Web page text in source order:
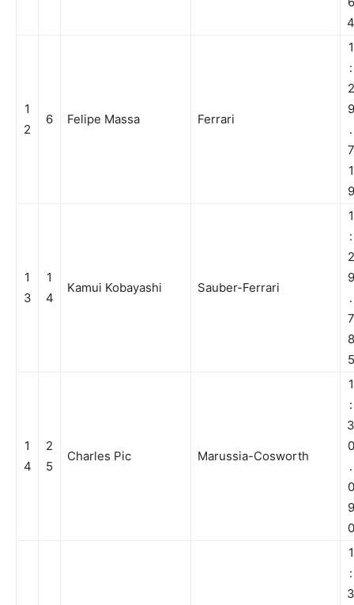
4
1
2
6 Felipe Massa Ferrari
1
:
2
9
.
7
1
9
1
3
1
4
Kamui Kobayashi Sauber-Ferrari
1
:
2
9
.
7
8
5
1
4
2
5
Charles Pic Marussia-Cosworth
1
:
3
0
.
0
9
0
1
:
3